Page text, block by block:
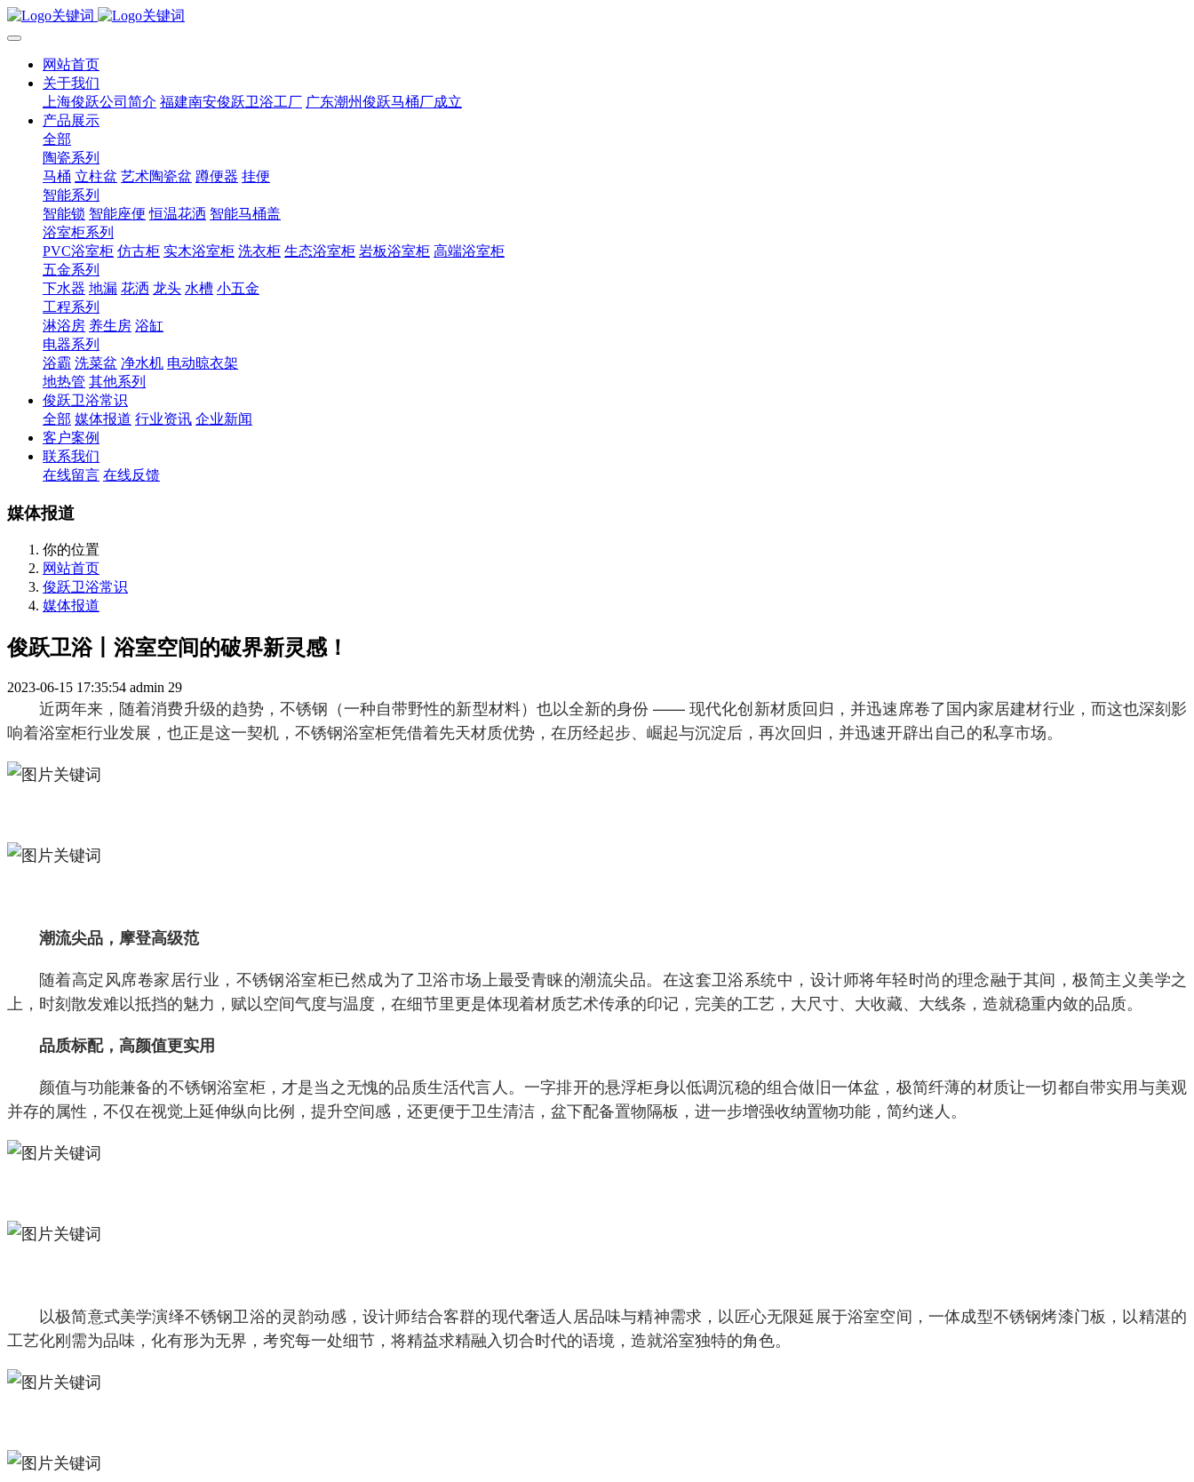
网站首页
关于我们
上海俊跃公司简介 福建南安俊跃卫浴工厂 广东潮州俊跃马桶厂成立
产品展示
全部
陶瓷系列
马桶 立柱盆 艺术陶瓷盆 蹲便器 挂便
智能系列
智能锁 智能座便 恒温花洒 智能马桶盖
浴室柜系列
PVC浴室柜 仿古柜 实木浴室柜 洗衣柜 生态浴室柜 岩板浴室柜 高端浴室柜
五金系列
下水器 地漏 花洒 龙头 水槽 小五金
工程系列
淋浴房 养生房 浴缸
电器系列
浴霸 洗菜盆 净水机 电动晾衣架
地热管 其他系列
俊跃卫浴常识
全部 媒体报道 行业资讯 企业新闻
客户案例
联系我们
在线留言 在线反馈
媒体报道
你的位置
网站首页
俊跃卫浴常识
媒体报道
俊跃卫浴丨浴室空间的破界新灵感！
2023-06-15 17:35:54 admin 29
近两年来，随着消费升级的趋势，不锈钢（一种自带野性的新型材料）也以全新的身份 —— 现代化创新材质回归，并迅速席卷了国内家居建材行业，而这也深刻影
响着浴室柜行业发展，也正是这一契机，不锈钢浴室柜凭借着先天材质优势，在历经起步、崛起与沉淀后，再次回归，并迅速开辟出自己的私享市场。
潮流尖品，摩登高级范
随着高定风席卷家居行业，不锈钢浴室柜已然成为了卫浴市场上最受青睐的潮流尖品。在这套卫浴系统中，设计师将年轻时尚的理念融于其间，极简主义美学之
上，时刻散发难以抵挡的魅力，赋以空间气度与温度，在细节里更是体现着材质艺术传承的印记，完美的工艺，大尺寸、大收藏、大线条，造就稳重内敛的品质。
品质标配，高颜值更实用
颜值与功能兼备的不锈钢浴室柜，才是当之无愧的品质生活代言人。一字排开的悬浮柜身以低调沉稳的组合做旧一体盆，极简纤薄的材质让一切都自带实用与美观
并存的属性，不仅在视觉上延伸纵向比例，提升空间感，还更便于卫生清洁，盆下配备置物隔板，进一步增强收纳置物功能，简约迷人。
以极简意式美学演绎不锈钢卫浴的灵韵动感，设计师结合客群的现代奢适人居品味与精神需求，以匠心无限延展于浴室空间，一体成型不锈钢烤漆门板，以精湛的
工艺化刚需为品味，化有形为无界，考究每一处细节，将精益求精融入切合时代的语境，造就浴室独特的角色。